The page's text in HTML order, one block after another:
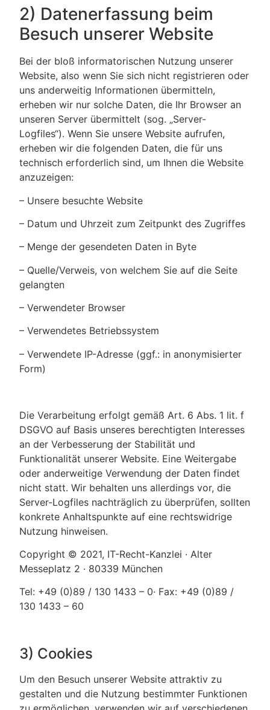
2) Datenerfassung beim
Besuch unserer Website
Bei der bloß informatorischen Nutzung unserer
Website, also wenn Sie sich nicht registrieren oder
uns anderweitig Informationen übermitteln,
erheben wir nur solche Daten, die Ihr Browser an
unseren Server übermittelt (sog. „Server-
Logfiles“). Wenn Sie unsere Website aufrufen,
erheben wir die folgenden Daten, die für uns
technisch erforderlich sind, um Ihnen die Website
anzuzeigen:
– Unsere besuchte Website
– Datum und Uhrzeit zum Zeitpunkt des Zugriffes
– Menge der gesendeten Daten in Byte
– Quelle/Verweis, von welchem Sie auf die Seite
gelangten
– Verwendeter Browser
– Verwendetes Betriebssystem
– Verwendete IP-Adresse (ggf.: in anonymisierter
Form)
Die Verarbeitung erfolgt gemäß Art. 6 Abs. 1 lit. f
DSGVO auf Basis unseres berechtigten Interesses
an der Verbesserung der Stabilität und
Funktionalität unserer Website. Eine Weitergabe
oder anderweitige Verwendung der Daten findet
nicht statt. Wir behalten uns allerdings vor, die
Server-Logfiles nachträglich zu überprüfen, sollten
konkrete Anhaltspunkte auf eine rechtswidrige
Nutzung hinweisen.
‍Copyright © 2021, IT-Recht-Kanzlei · Alter
Messeplatz 2 · 80339 München
Tel: +49 (0)89 / 130 1433 – 0· Fax: +49 (0)89 /
130 1433 – 60
3) Cookies
Um den Besuch unserer Website attraktiv zu
gestalten und die Nutzung bestimmter Funktionen